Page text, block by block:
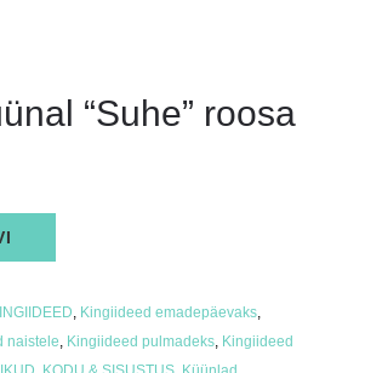
“Suhe” roosa
Kingiideed emadepäevaks
naistele Kingiideed pulmadeks Kingiideed